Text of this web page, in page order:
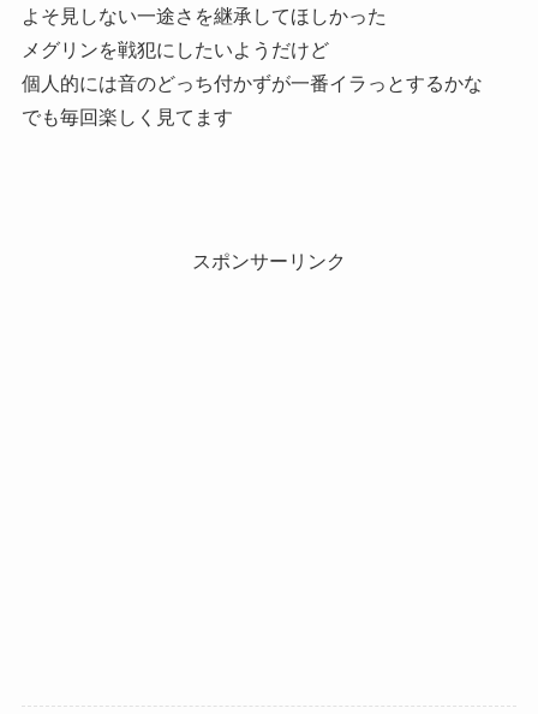
よそ見しない一途さを継承してほしかった
メグリンを戦犯にしたいようだけど
個人的には音のどっち付かずが一番イラっとするかな
でも毎回楽しく見てます
スポンサーリンク